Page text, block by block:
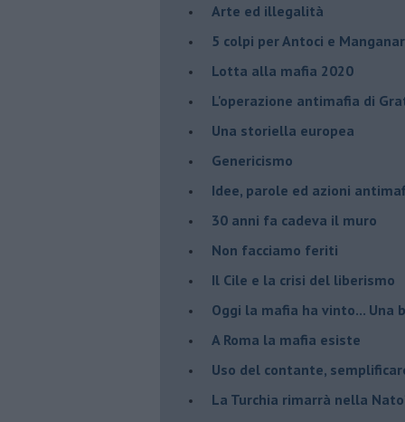
Arte ed illegalità
​5 colpi per Antoci e
Lotta alla mafia 2020
L'operazione antimafia di
Una storiella europea
Genericismo
Idee, parole ed azioni
30 anni fa cadeva il muro
Non facciamo feriti
Il Cile e la crisi del liberismo
Oggi la mafia ha vinto... Una
A Roma la mafia esiste
Uso del contante,
La Turchia rimarrà nella